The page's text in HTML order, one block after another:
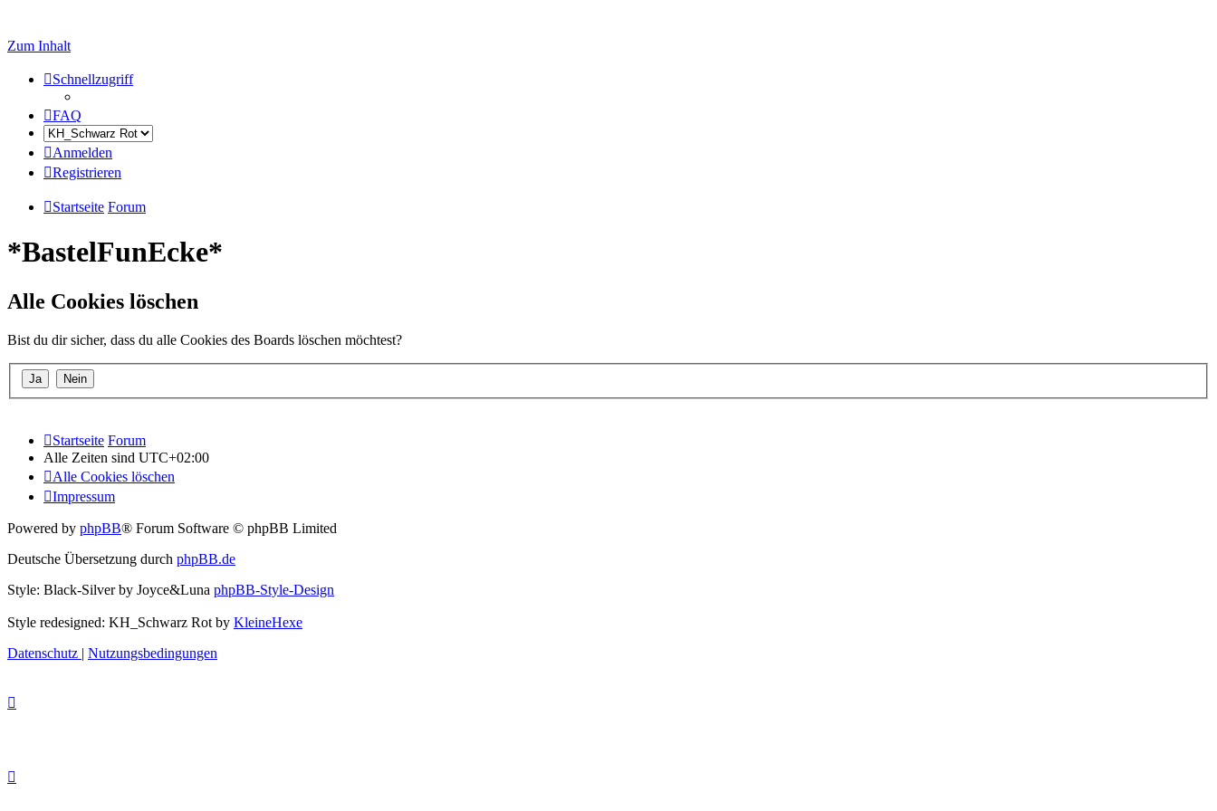
Zum Inhalt
Schnellzugriff
FAQ
Anmelden
Registrieren
Startseite Forum
*BastelFunEcke*
Alle Cookies löschen
Bist du dir sicher, dass du alle Cookies des Boards löschen möchtest?
Startseite Forum
Alle Zeiten sind UTC+02:00
Alle Cookies löschen
Impressum
Powered by phpBB® Forum Software © phpBB Limited
Deutsche Übersetzung durch phpBB.de
Style: Black-Silver by Joyce&Luna phpBB-Style-Design
Style redesigned: KH_Schwarz Rot by KleineHexe
Datenschutz | Nutzungsbedingungen